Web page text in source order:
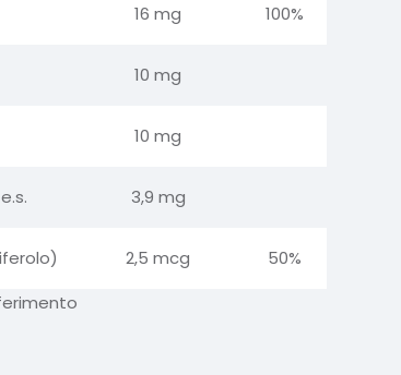
16 mg 100%
10 mg
10 mg
3,9 mg
2,5 mcg
50%